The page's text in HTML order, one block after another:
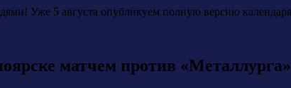
Уже 5 августа опубликуем полную версию
матчем против «Металлурга»